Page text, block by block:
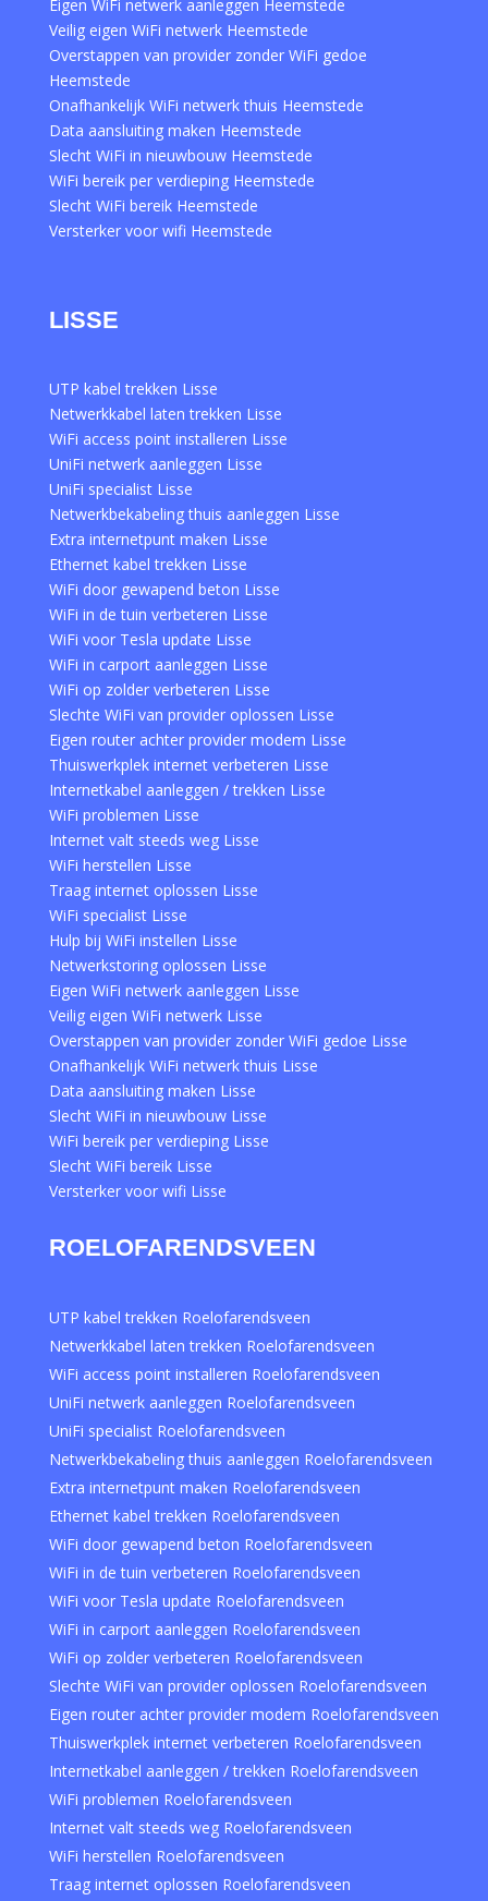
Eigen WiFi netwerk aanleggen Heemstede
Veilig eigen WiFi netwerk Heemstede
Overstappen van provider zonder WiFi gedoe
Heemstede
Onafhankelijk WiFi netwerk thuis Heemstede
Data aansluiting maken Heemstede
Slecht WiFi in nieuwbouw Heemstede
WiFi bereik per verdieping Heemstede
Slecht WiFi bereik Heemstede
Versterker voor wifi Heemstede
LISSE
UTP kabel trekken Lisse
Netwerkkabel laten trekken Lisse
WiFi access point installeren Lisse
UniFi netwerk aanleggen Lisse
UniFi specialist Lisse
Netwerkbekabeling thuis aanleggen Lisse
Extra internetpunt maken Lisse
Ethernet kabel trekken Lisse
WiFi door gewapend beton Lisse
WiFi in de tuin verbeteren Lisse
WiFi voor Tesla update Lisse
WiFi in carport aanleggen Lisse
WiFi op zolder verbeteren Lisse
Slechte WiFi van provider oplossen Lisse
Eigen router achter provider modem Lisse
Thuiswerkplek internet verbeteren Lisse
Internetkabel aanleggen / trekken Lisse
WiFi problemen Lisse
Internet valt steeds weg Lisse
WiFi herstellen Lisse
Traag internet oplossen Lisse
WiFi specialist Lisse
Hulp bij WiFi instellen Lisse
Netwerkstoring oplossen Lisse
Eigen WiFi netwerk aanleggen Lisse
Veilig eigen WiFi netwerk Lisse
Overstappen van provider zonder WiFi gedoe Lisse
Onafhankelijk WiFi netwerk thuis Lisse
Data aansluiting maken Lisse
Slecht WiFi in nieuwbouw Lisse
WiFi bereik per verdieping Lisse
Slecht WiFi bereik Lisse
Versterker voor wifi Lisse
ROELOFARENDSVEEN
UTP kabel trekken Roelofarendsveen
Netwerkkabel laten trekken Roelofarendsveen
WiFi access point installeren Roelofarendsveen
UniFi netwerk aanleggen Roelofarendsveen
UniFi specialist Roelofarendsveen
Netwerkbekabeling thuis aanleggen Roelofarendsveen
Extra internetpunt maken Roelofarendsveen
Ethernet kabel trekken Roelofarendsveen
WiFi door gewapend beton Roelofarendsveen
WiFi in de tuin verbeteren Roelofarendsveen
WiFi voor Tesla update Roelofarendsveen
WiFi in carport aanleggen Roelofarendsveen
WiFi op zolder verbeteren Roelofarendsveen
Slechte WiFi van provider oplossen Roelofarendsveen
Eigen router achter provider modem Roelofarendsveen
Thuiswerkplek internet verbeteren Roelofarendsveen
Internetkabel aanleggen / trekken Roelofarendsveen
WiFi problemen Roelofarendsveen
Internet valt steeds weg Roelofarendsveen
WiFi herstellen Roelofarendsveen
Traag internet oplossen Roelofarendsveen